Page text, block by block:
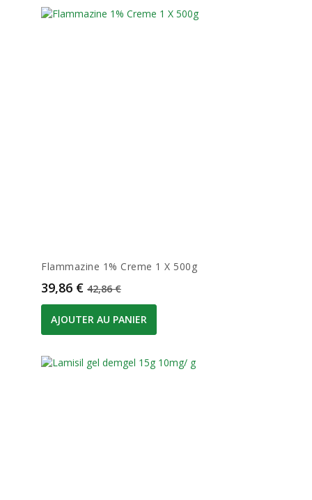
Flammazine 1% Creme 1 X 500g
Prix
39,86 € Prix de base
42,86 €
AJOUTER AU PANIER